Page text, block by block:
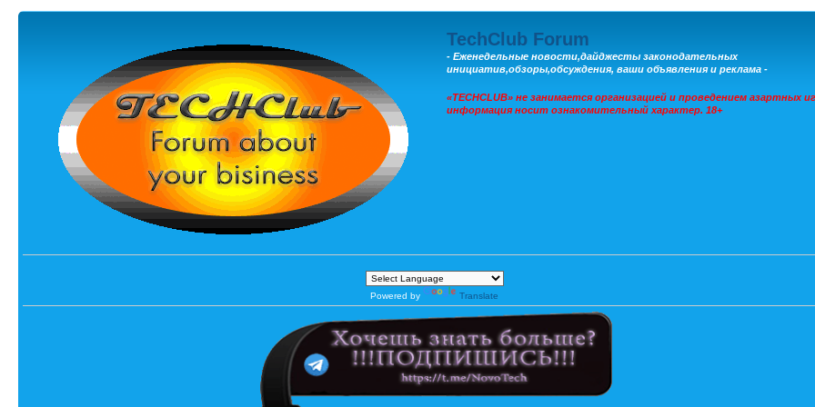
TechClub Forum
- Еженедельные новости,дайджесты законодательных
инициатив,обзоры,обсуждения, ваши объявления и реклама -
«TECHCLUB» не занимается организацией и проведением азартных
информация носит ознакомительный характер. 18+
Powered by Translate